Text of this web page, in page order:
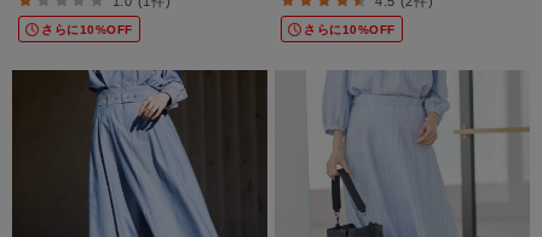
さらに10%OFF さらに10%OFF